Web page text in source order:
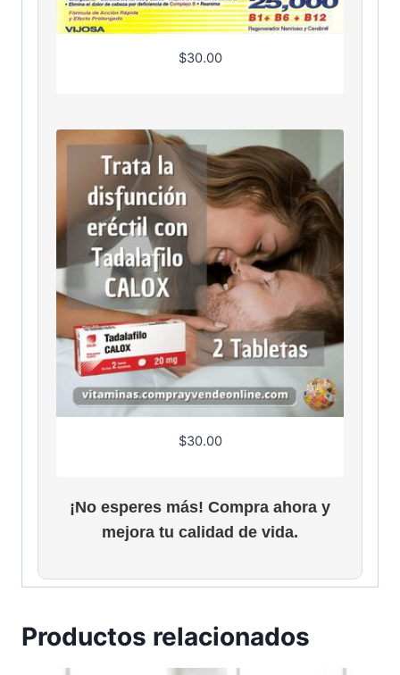
$30.00
$30.00
¡No esperes más! Compra ahora y
mejora tu calidad de vida.
Productos relacionados